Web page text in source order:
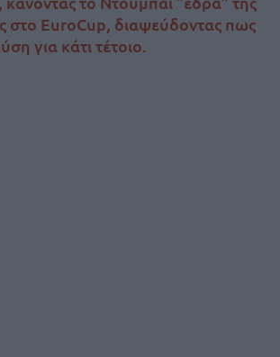
στο EuroCup, διαψεύδοντας πως
για κάτι τέτοιο.